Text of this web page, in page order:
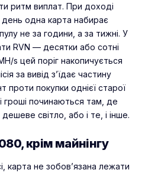
ритм виплат. При доході
день одна карта набирає
не за години, а за тижні. У
RVN — десятки або сотні
s цей поріг накопичується
за вивід з’їдає частину
покупки однієї старої
гроші починаються там, де
світло, або і те, і інше.
крім майнінгу
карта не зобов’язана лежати